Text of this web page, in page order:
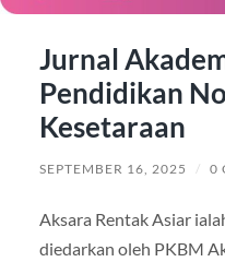
Jurnal
Pendidikan
Kesetaraan
SEPTEMBER 16, 2025 / 0
Aksara Rentak Asiar
diedarkan oleh PKBM